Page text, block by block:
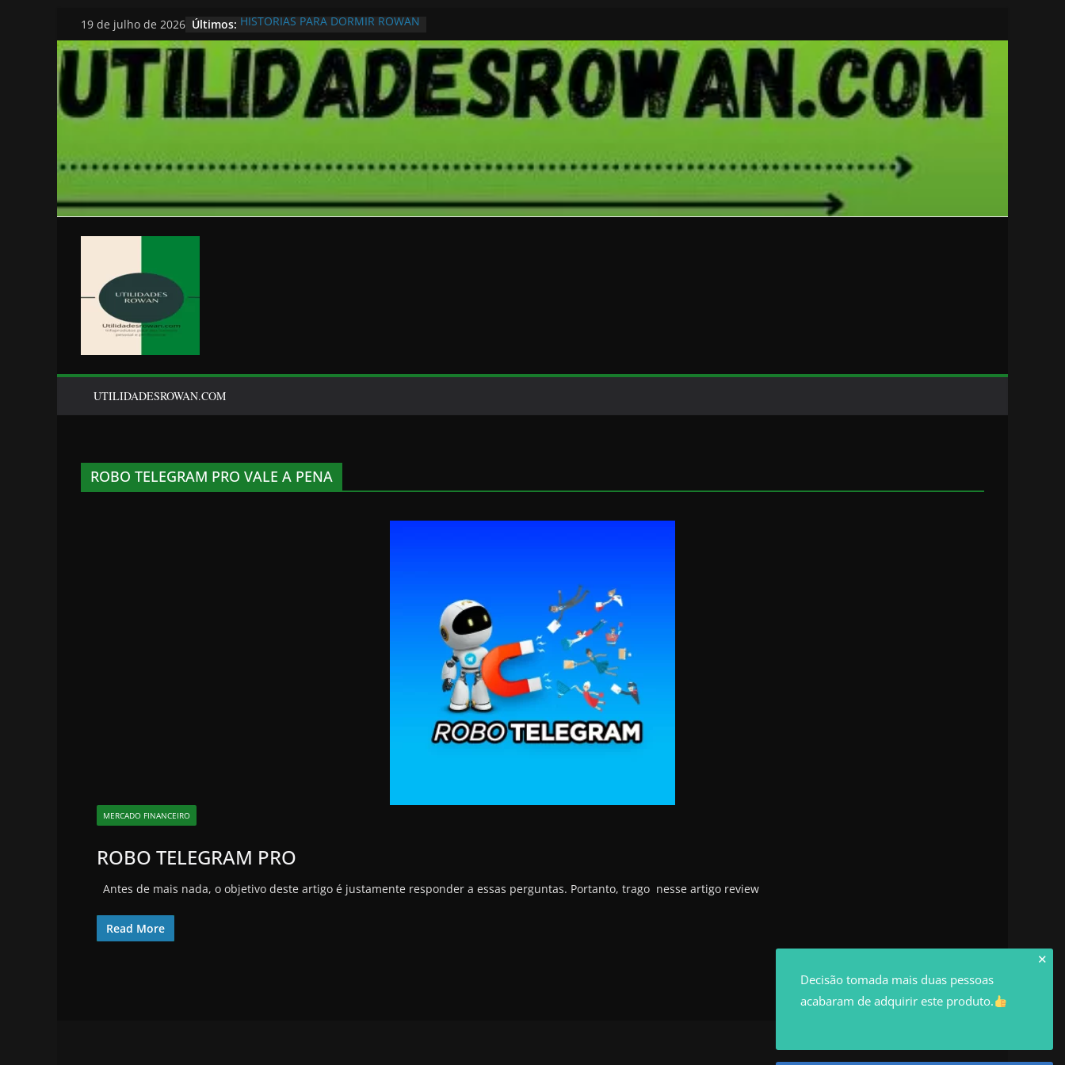
Pular
para
o
conteúdo
19 de julho de 2026 Últimos: HISTORIAS PARA DORMIR ROWAN
UTILIDADESROWAN.COM
ROBO TELEGRAM PRO VALE A PENA
MERCADO FINANCEIRO
ROBO TELEGRAM PRO
Antes de mais nada, o objetivo deste artigo é justamente responder a essas perguntas. Portanto, trago nesse artigo review
Read More
✕
Decisão tomada mais duas pessoas
acabaram de adquirir este produto.